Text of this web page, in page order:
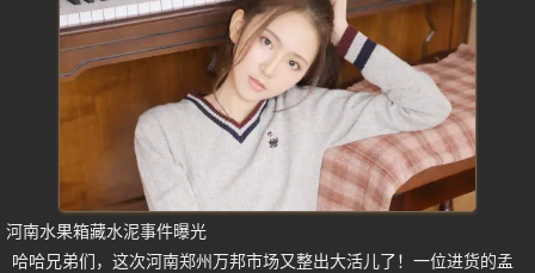
河南水果箱藏水泥事件曝光
哈哈兄弟们，这次河南郑州万邦市场又整出大活儿了！一位进货的孟